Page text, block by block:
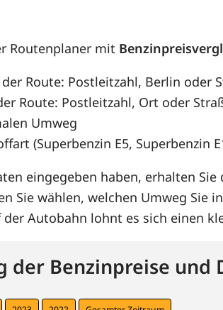
Routenplaner mit
Route: Postleitzahl, Berlin oder
Route: Postleitzahl, Ort oder
Umweg
(Superbenzin E5, Superbenzin
eingegeben haben, erhalten
Sie wählen, welchen Umweg Sie
der Autobahn lohnt es sich einen
der Benzinpreise und